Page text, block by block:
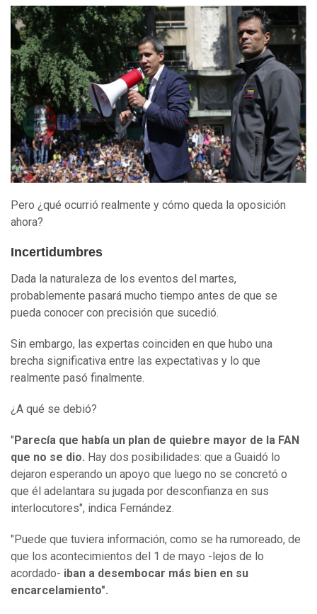
Pero ¿qué ocurrió realmente y cómo queda la oposición
ahora?
Incertidumbres
Dada la naturaleza de los eventos del martes,
probablemente pasará mucho tiempo antes de que se
pueda conocer con precisión que sucedió.
Sin embargo, las expertas coinciden en que hubo una
brecha significativa entre las expectativas y lo que
realmente pasó finalmente.
¿A qué se debió?
" Parecía que había un plan de quiebre mayor de la FAN
que no se dio. Hay dos posibilidades: que a Guaidó lo
dejaron esperando un apoyo que luego no se concretó o
que él adelantara su jugada por desconfianza en sus
interlocutores", indica Fernández.
"Puede que tuviera información, como se ha rumoreado, de
que los acontecimientos del 1 de mayo -lejos de lo
acordado- iban a desembocar más bien en su
encarcelamiento".